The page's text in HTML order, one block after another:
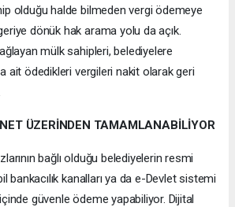
olduğu halde bilmeden vergi ödemeye
dönük hak arama yolu da açık.
mülk sahipleri, belediyelere
ait ödedikleri vergileri nakit olarak geri
ÜZERİNDEN TAMAMLANABİLİYOR
bağlı olduğu belediyelerin resmi
bankacılık kanalları ya da e-Devlet sistemi
güvenle ödeme yapabiliyor. Dijital